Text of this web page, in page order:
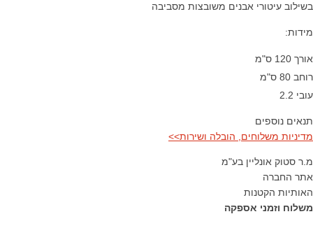
בשילוב עיטורי אבנים משובצות מסביבה
מידות:
אורך 120 ס"מ
רוחב 80 ס"מ
עובי 2.2
תנאים נוספים
מדיניות משלוחים, הובלה ושירות>>
מ.ר סטוק אונליין בע"מ
אתר החברה
האותיות הקטנות
משלוח וזמני אספקה